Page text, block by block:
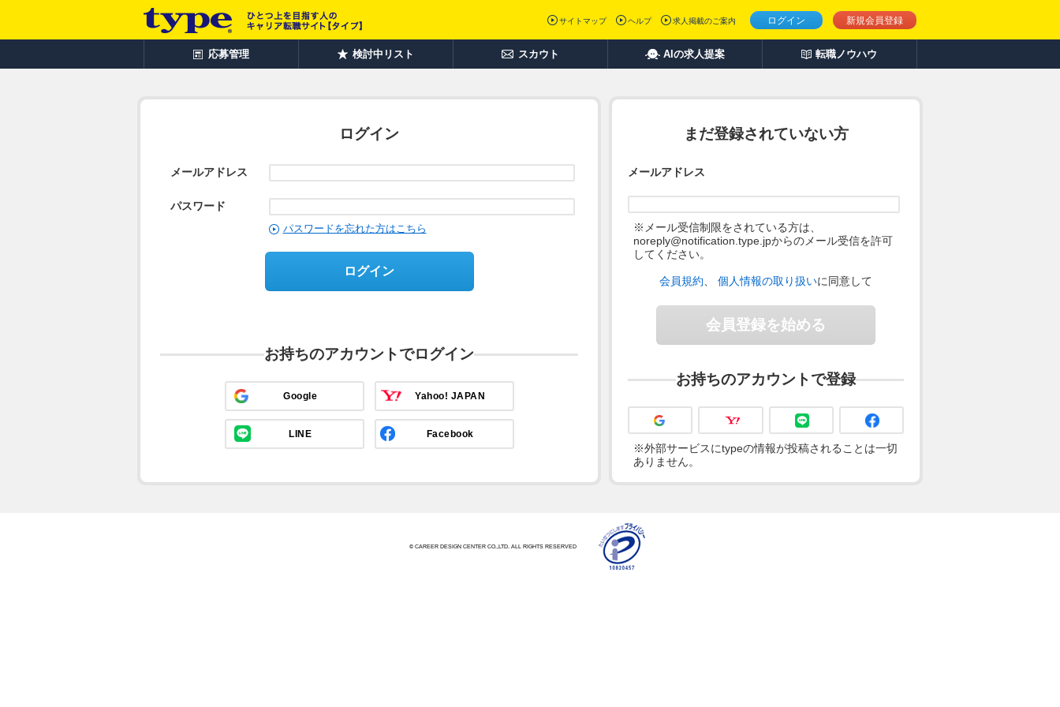
ログイン 新規会員登録
サイトマップ ヘルプ 求人掲載のご案内
応募管理 検討中リスト スカウト AIの求人提案 転職ノウハウ
ログイン
メールアドレス
パスワード
パスワードを忘れた方はこちら
ログイン
お持ちのアカウントでログイン
Google Yahoo! JAPAN
LINE Facebook
まだ登録されていない方
メールアドレス
※メール受信制限をされている方は、
noreply@notification.type.jpからのメール受信を許可
してください。
会員規約 個人情報の取り扱いに同意して
会員登録を始める
お持ちのアカウントで登録
※外部サービスにtypeの情報が投稿されることは一切
ありません。
© CAREER DESIGN CENTER CO.,LTD. ALL RIGHTS RESERVED